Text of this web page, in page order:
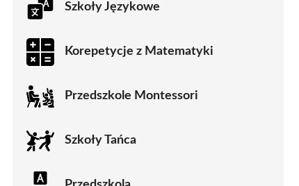
Szkoły Językowe
Korepetycje z Matematyki
Przedszkole Montessori
Szkoły Tańca